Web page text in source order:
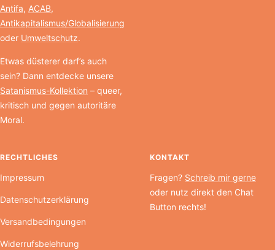
Antifa, ACAB,
Antikapitalismus/Globalisierung
oder Umweltschutz.
Etwas düsterer darf’s auch
sein? Dann entdecke unsere
Satanismus-Kollektion – queer,
kritisch und gegen autoritäre
Moral.
RECHTLICHES
Impressum
Datenschutzerklärung
Versandbedingungen
Widerrufsbelehrung
KONTAKT
Fragen? Schreib mir gerne
oder nutz direkt den Chat
Button rechts!